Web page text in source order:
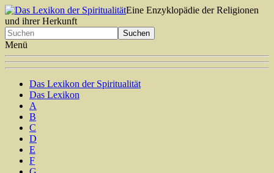
Eine Enzyklopädie der Religionen
und ihrer Herkunft
Menü
Das Lexikon der Spiritualität
Das Lexikon
A
B
C
D
E
F